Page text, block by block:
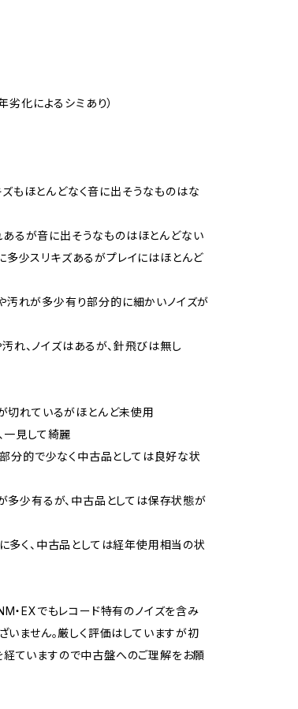
劣化によるシミあり）
もほとんどなく音に出そうなものはな
るが音に出そうなものはほとんどない
少スリキズあるがプレイにはほとんど
れが多少有り部分的に細かいノイズが
、ノイズはあるが、針飛びは無し
切れているがほとんど未使用
一見して綺麗
分的で少なく中古品としては良好な状
少有るが、中古品としては保存状態が
多く、中古品としては経年使用相当の状
・EXでもレコード特有のノイズを含み
いません。厳しく評価はしていますが初
ていますので中古盤へのご理解をお願